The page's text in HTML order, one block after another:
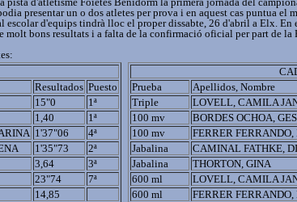
presentar un o dos atletes per prova i en aquest cas puntua el
d'equips tindrà lloc el proper dissabte, 26 d'abril a Elx.
molt bons resultats i a falta de la confirmació oficial per part de
Resultados Puesto
15"0
1ª
1,40
1ª
1'37"06
4ª
1'35"73
2ª
3,64
3ª
23"74
7ª
14,85
Prueba
Apellidos, Nombre
Triple
LOVELL, CAMILA
100 mv
BORDES OCHOA,
100 mv
FERRER
Jabalina
CAMINAL FATHKE,
Jabalina
THORTON, GINA
600 ml
LOVELL, CAMILA
600 ml
FERRER